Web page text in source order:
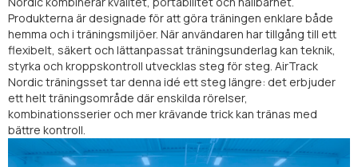
Produkterna är designade för att göra träningen enklare både
hemma och i träningsmiljöer. När användaren har tillgång till ett
flexibelt, säkert och lättanpassat träningsunderlag kan teknik,
styrka och kroppskontroll utvecklas steg för steg. AirTrack
Nordic träningsset tar denna idé ett steg längre: det erbjuder
ett helt träningsområde där enskilda rörelser,
kombinationsserier och mer krävande trick kan tränas med
bättre kontroll.